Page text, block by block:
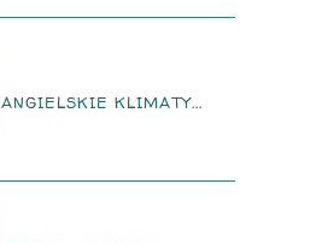
ANGIELSKIE KLIMATY...